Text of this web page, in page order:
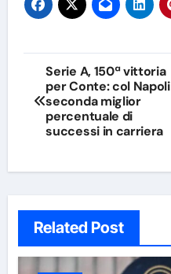
Navigazione
articoli
Serie A, 150ª vittoria
per Conte: col Napoli
seconda miglior
percentuale di
successi in carriera
Related Post